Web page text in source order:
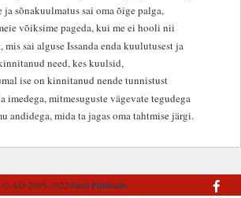
ja sõnakuulmatus sai oma õige palga,
võiksime pageda, kui me ei hooli nii
mis sai alguse Issanda enda kuulutusest ja
need, kes kuulsid,
ise on kinnitanud nende tunnistust
imedega, mitmesuguste vägevate tegudega
andidega, mida ta jagas oma tahtmise järgi.
© AD 2005-2022Eesti Piibliselts